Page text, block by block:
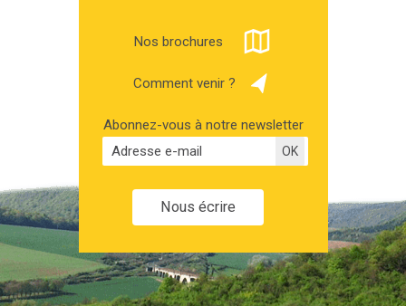
Nos brochures
Comment venir ?
Abonnez-vous à notre newsletter
Nous écrire